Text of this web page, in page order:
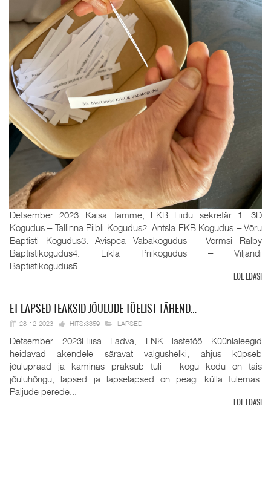
Detsember 2023 Kaisa Tamme, EKB Liidu sekretär 1. 3D
Kogudus ‒ Tallinna Piibli Kogudus2. Antsla EKB Kogudus ‒ Võru
Baptisti Kogudus3. Avispea Vabakogudus ‒ Vormsi Rälby
Baptistikogudus4. Eikla Priikogudus ‒ Viljandi
Baptistikogudus5...
LOE EDASI
ET LAPSED TEAKSID JÕULUDE TÕELIST TÄHEND…
28-12-2023 HITS:3359 LAPSED
Detsember 2023Eliisa Ladva, LNK lastetöö Küünlaleegid
heidavad akendele säravat valgushelki, ahjus küpseb
jõulupraad ja kaminas praksub tuli – kogu kodu on täis
jõuluhõngu, lapsed ja lapselapsed on peagi külla tulemas.
Paljude perede...
LOE EDASI